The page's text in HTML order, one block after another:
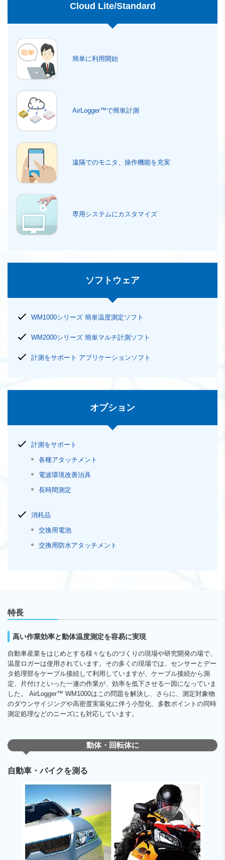
Cloud Lite/Standard
簡単に利用開始
AirLogger™で簡単計測
遠隔でのモニタ、操作機能を充実
専用システムにカスタマイズ
ソフトウェア
WM1000シリーズ 簡単温度測定ソフト
WM2000シリーズ 簡単マルチ計測ソフト
計測をサポート アプリケーションソフト
オプション
計測をサポート
各種アタッチメント
電波環境改善治具
長時間測定
消耗品
交換用電池
交換用防水アタッチメント
特長
高い作業効率と動体温度測定を容易に実現
自動車産業をはじめとする様々なものづくりの現場や研究開発の場で、
温度ロガーは使用されています。その多くの現場では、センサーとデー
タ処理部をケーブル接続して利用していますが、ケーブル接続から測
定、片付けといった一連の作業が、効率を低下させる一因になっていま
した。 AirLogger™ WM1000はこの問題を解決し、さらに、測定対象物
のダウンサイジングや高密度実装化に伴う小型化、多数ポイントの同時
測定処理などのニーズにも対応しています。
動体・回転体に
自動車・バイクを測る